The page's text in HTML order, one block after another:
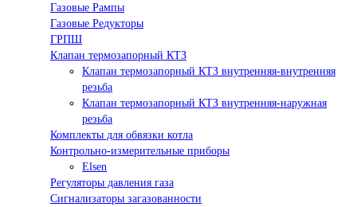
Газовые Рампы
Газовые Редукторы
ГРПШ
Клапан термозапорный КТЗ
Клапан термозапорный КТЗ внутренняя-внутренняя
резьба
Клапан термозапорный КТЗ внутренняя-наружная
резьба
Комплекты для обвязки котла
Контрольно-измерительные приборы
Elsen
Регуляторы давления газа
Сигнализаторы загазованности